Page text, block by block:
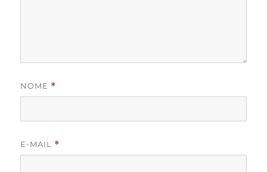
NOME *
E-MAIL *